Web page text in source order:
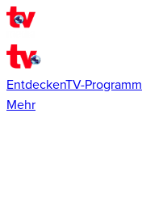
EntdeckenTV-Programm
Mehr